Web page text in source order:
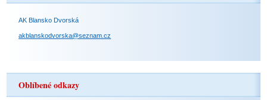
AK Blansko Dvorská
akblanskodvorska@seznam.cz
Oblíbené odkazy